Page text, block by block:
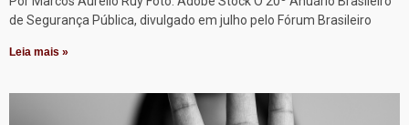
de Segurança Pública, divulgado em julho pelo Fórum Brasileiro
Leia mais »